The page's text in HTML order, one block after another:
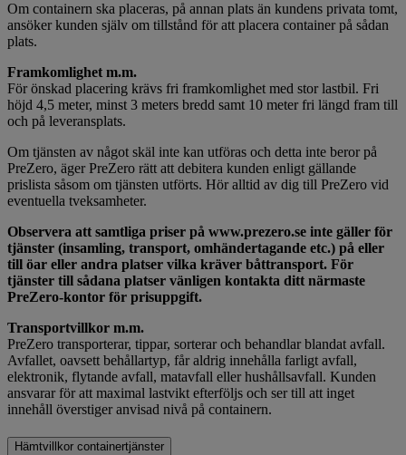
Om containern ska placeras, på annan plats än kundens privata tomt,
ansöker kunden själv om tillstånd för att placera container på sådan
plats.
Framkomlighet m.m.
För önskad placering krävs fri framkomlighet med stor lastbil. Fri
höjd 4,5 meter, minst 3 meters bredd samt 10 meter fri längd fram till
och på leveransplats.
Om tjänsten av något skäl inte kan utföras och detta inte beror på
PreZero, äger PreZero rätt att debitera kunden enligt gällande
prislista såsom om tjänsten utförts. Hör alltid av dig till PreZero vid
eventuella tveksamheter.
Observera att samtliga priser på www.prezero.se inte gäller för
tjänster (insamling, transport, omhändertagande etc.) på eller
till öar eller andra platser vilka kräver båttransport. För
tjänster till sådana platser vänligen kontakta ditt närmaste
PreZero-kontor för prisuppgift.
Transportvillkor m.m.
PreZero transporterar, tippar, sorterar och behandlar blandat avfall.
Avfallet, oavsett behållartyp, får aldrig innehålla farligt avfall,
elektronik, flytande avfall, matavfall eller hushållsavfall. Kunden
ansvarar för att maximal lastvikt efterföljs och ser till att inget
innehåll överstiger anvisad nivå på containern.
Hämtvillkor containertjänster